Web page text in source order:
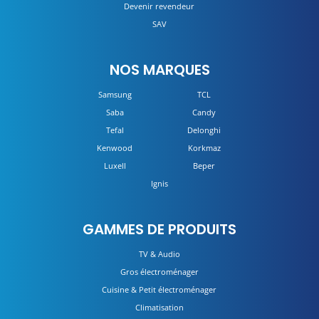
Devenir revendeur
SAV
NOS MARQUES
Samsung
TCL
Saba
Candy
Tefal
Delonghi
Kenwood
Korkmaz
Luxell
Beper
Ignis
GAMMES DE PRODUITS
TV & Audio
Gros électroménager
Cuisine & Petit électroménager
Climatisation